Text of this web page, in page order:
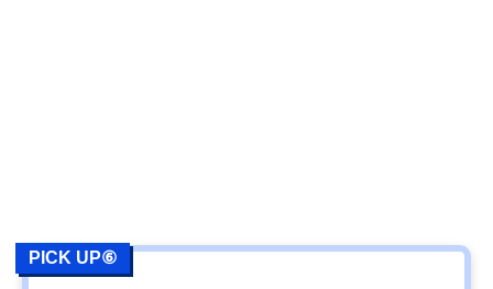
PICK UP⑥